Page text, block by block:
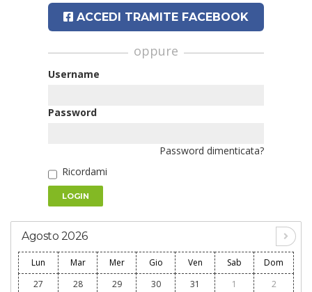
ACCEDI TRAMITE FACEBOOK
oppure
Username
Password
Password dimenticata?
Ricordami
LOGIN
Agosto 2026
Lun Mar Mer Gio Ven Sab
Dom
27
28 29 30 31 1
2